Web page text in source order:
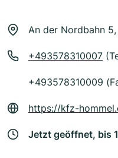
An der Nordbahn 5,
+493578310007
+493578310009
https://kfz-
Jetzt geöffnet, bis